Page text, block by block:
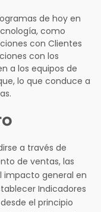
de hoy en
como
con Clientes
con los
a los equipos de
lo que conduce a
a través de
de ventas, las
impacto general en
Indicadores
el principio